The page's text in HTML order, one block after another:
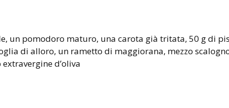
di alloro, un rametto di maggiorana, mezzo
d’oliva